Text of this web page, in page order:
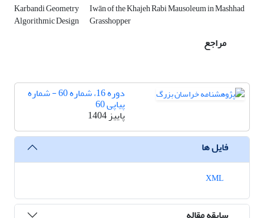
Karbandi Geometry Iwān of the Khajeh Rabi Mausoleum in Mashhad
Algorithmic Design Grasshopper
مراجع
دوره 16، شماره 60 - شماره
پیاپی 60
پاییز 1404
فایل ها